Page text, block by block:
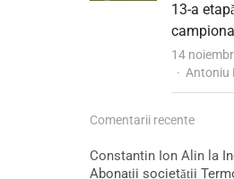
13-a
14
Author
Antoniu
Comentarii recente
Constantin Ion Alin la
Abonații societății